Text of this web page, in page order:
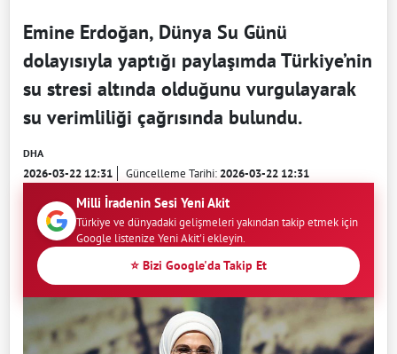
Emine Erdoğan, Dünya Su Günü
dolayısıyla yaptığı paylaşımda Türkiye’nin
su stresi altında olduğunu vurgulayarak
su verimliliği çağrısında bulundu.
DHA
2026-03-22 12:31 Güncelleme Tarihi:2026-03-22 12:31
Milli İradenin Sesi Yeni Akit
Türkiye ve dünyadaki gelişmeleri yakından takip etmek için
Google listenize Yeni Akit'i ekleyin.
⭐ Bizi Google'da Takip Et